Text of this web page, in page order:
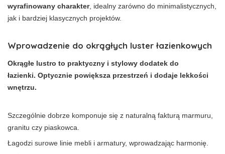
wyrafinowany charakter, idealny zarówno do minimalistycznych,
jak i bardziej klasycznych projektów.
Wprowadzenie do okrągłych luster łazienkowych
Okrągłe lustro to praktyczny i stylowy dodatek do
łazienki. Optycznie powiększa przestrzeń i dodaje lekkości
wnętrzu.
Szczególnie dobrze komponuje się z naturalną fakturą marmuru,
granitu czy piaskowca.
Łagodzi surowe linie mebli i armatury, wprowadzając harmonię.